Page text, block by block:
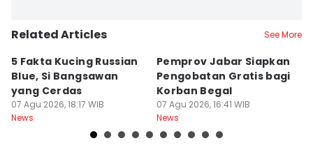
Related Articles See More
5 Fakta Kucing Russian
Blue, Si Bangsawan
yang Cerdas
07 Agu 2026, 18:17 WIB
News
Pemprov Jabar Siapkan
Pengobatan Gratis bagi
Korban Begal
07 Agu 2026, 16:41 WIB
News